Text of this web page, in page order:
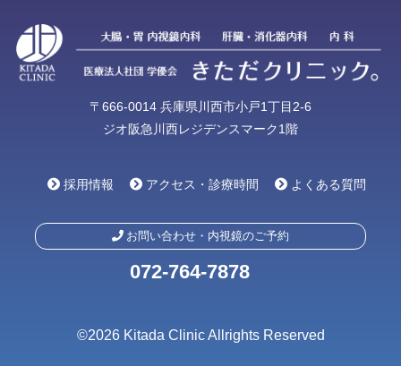
〒666-0014 兵庫県川西市小戸1丁目2-6
ジオ阪急川西レジデンスマーク1階
採用情報 アクセス・診療時間 よくある質問
お問い合わせ・内視鏡のご予約
072-764-7878
©2026 Kitada Clinic Allrights Reserved